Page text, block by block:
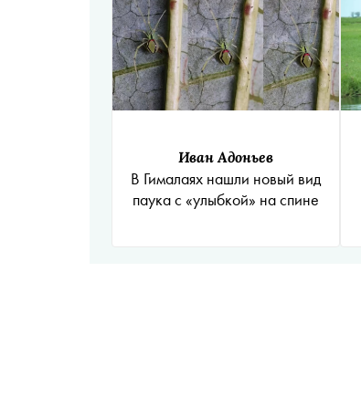
Иван Адоньев
В Гималаях нашли новый вид
паука с «улыбкой» на спине